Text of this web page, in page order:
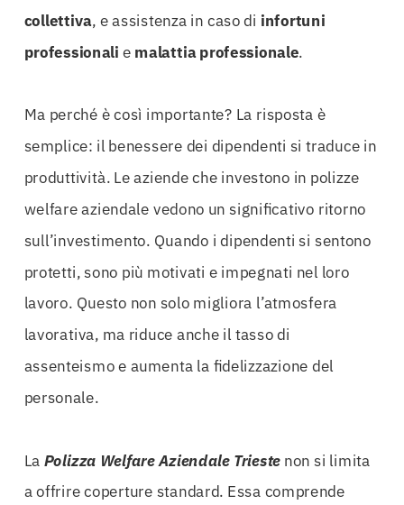
collettiva, e assistenza in caso di infortuni
professionali e malattia professionale.
Ma perché è così importante? La risposta è
semplice: il benessere dei dipendenti si traduce in
produttività. Le aziende che investono in polizze
welfare aziendale vedono un significativo ritorno
sull’investimento. Quando i dipendenti si sentono
protetti, sono più motivati e impegnati nel loro
lavoro. Questo non solo migliora l’atmosfera
lavorativa, ma riduce anche il tasso di
assenteismo e aumenta la fidelizzazione del
personale.
La Polizza Welfare Aziendale Trieste non si limita
a offrire coperture standard. Essa comprende